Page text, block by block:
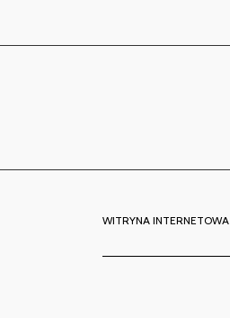
WITRYNA INTERNETOWA